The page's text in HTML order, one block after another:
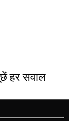
हर सवाल